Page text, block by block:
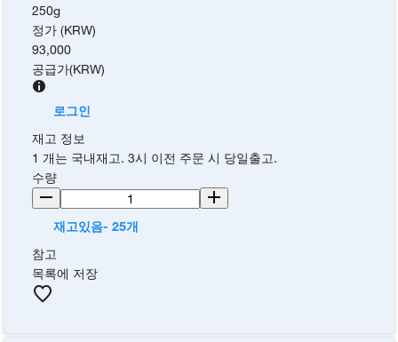
250g
정가 (KRW)
93,000
공급가(KRW)
로그인
재고 정보
1 개는 국내재고. 3시 이전 주문 시 당일출고.
수량
재고있음- 25개
참고
목록에 저장